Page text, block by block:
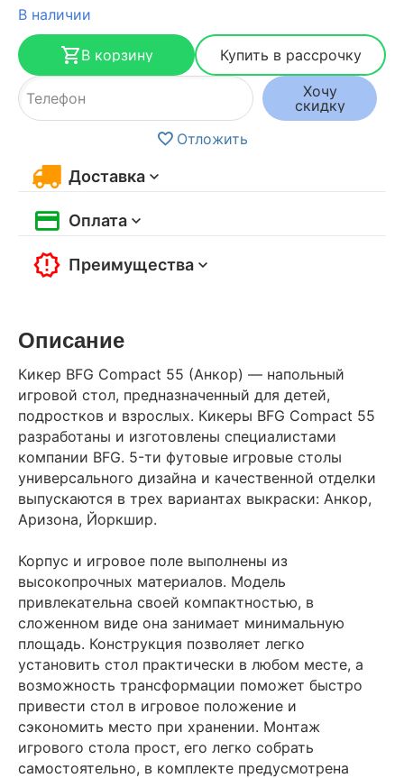
В наличии
В корзину
Купить в рассрочку
Хочу
скидку
Отложить
Доставка
Оплата
Преимущества
Описание
Кикер BFG Compact 55 (Анкор) — напольный
игровой стол, предназначенный для детей,
подростков и взрослых. Кикеры BFG Compact 55
разработаны и изготовлены специалистами
компании BFG. 5-ти футовые игровые столы
универсального дизайна и качественной отделки
выпускаются в трех вариантах выкраски: Анкор,
Аризона, Йоркшир.
Корпус и игровое поле выполнены из
высокопрочных материалов. Модель
привлекательна своей компактностью, в
сложенном виде она занимает минимальную
площадь. Конструкция позволяет легко
установить стол практически в любом месте, а
возможность трансформации поможет быстро
привести стол в игровое положение и
сэкономить место при хранении. Монтаж
игрового стола прост, его легко собрать
самостоятельно, в комплекте предусмотрена